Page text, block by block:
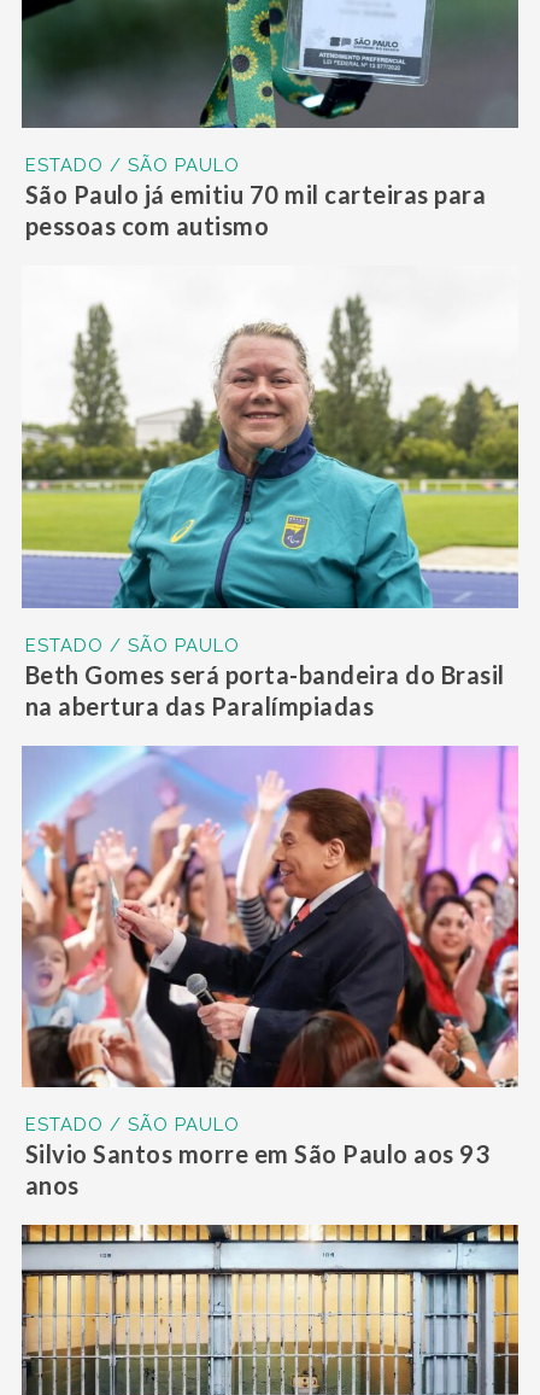
ESTADO / SÃO PAULO
São Paulo já emitiu 70 mil carteiras para
pessoas com autismo
ESTADO / SÃO PAULO
Beth Gomes será porta-bandeira do Brasil
na abertura das Paralímpiadas
ESTADO / SÃO PAULO
Silvio Santos morre em São Paulo aos 93
anos